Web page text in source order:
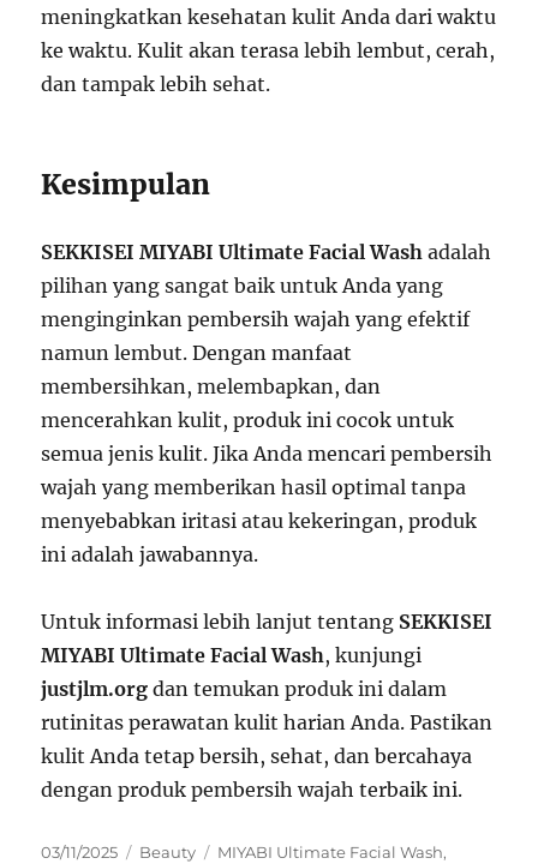
meningkatkan kesehatan kulit Anda dari waktu
ke waktu. Kulit akan terasa lebih lembut, cerah,
dan tampak lebih sehat.
Kesimpulan
SEKKISEI MIYABI Ultimate Facial Wash adalah
pilihan yang sangat baik untuk Anda yang
menginginkan pembersih wajah yang efektif
namun lembut. Dengan manfaat
membersihkan, melembapkan, dan
mencerahkan kulit, produk ini cocok untuk
semua jenis kulit. Jika Anda mencari pembersih
wajah yang memberikan hasil optimal tanpa
menyebabkan iritasi atau kekeringan, produk
ini adalah jawabannya.
Untuk informasi lebih lanjut tentang SEKKISEI
MIYABI Ultimate Facial Wash, kunjungi
justjlm.org dan temukan produk ini dalam
rutinitas perawatan kulit harian Anda. Pastikan
kulit Anda tetap bersih, sehat, dan bercahaya
dengan produk pembersih wajah terbaik ini.
Posted
03/11/2025 Categories
Beauty Tags
MIYABI Ultimate Facial Wash,